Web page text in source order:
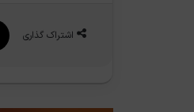
اشتراک گذاری